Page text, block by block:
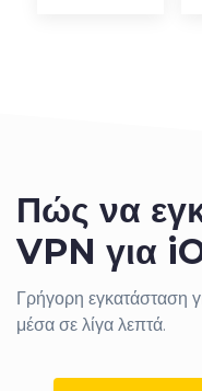
Πώς να
VPN για
Γρήγορη εγκατάσταση
μέσα σε λίγα λεπτά.